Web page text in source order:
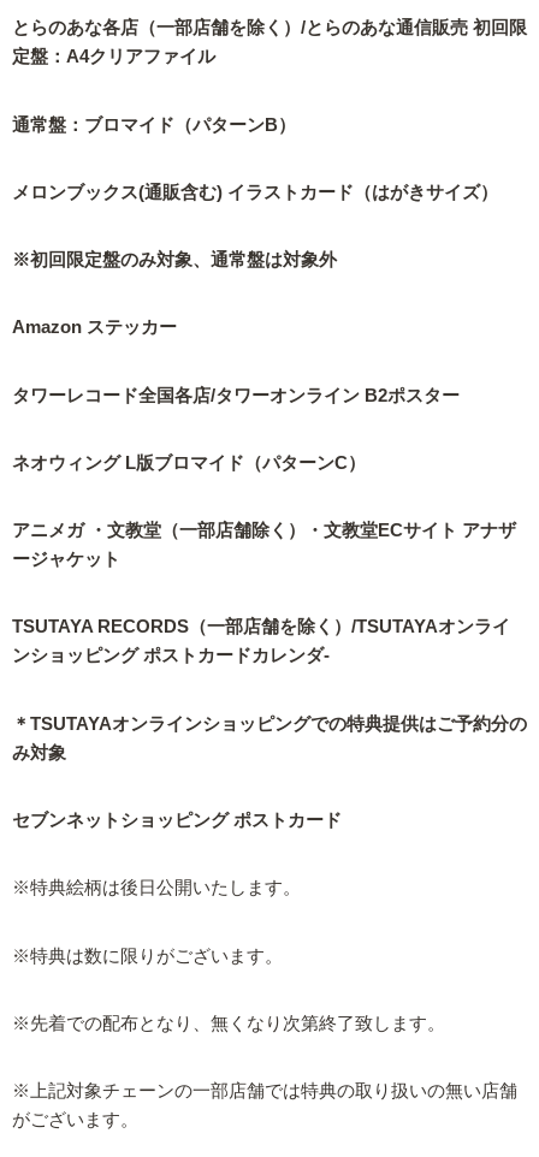
とらのあな各店（一部店舗を除く）/とらのあな通信販売 初回限
定盤：A4クリアファイル
通常盤：ブロマイド（パターンB）
メロンブックス(通販含む) イラストカード（はがきサイズ）
※初回限定盤のみ対象、通常盤は対象外
Amazon ステッカー
タワーレコード全国各店/タワーオンライン B2ポスター
ネオウィング L版ブロマイド（パターンC）
アニメガ ・文教堂（一部店舗除く）・文教堂ECサイト アナザ
ージャケット
TSUTAYA RECORDS（一部店舗を除く）/TSUTAYAオンライ
ンショッピング ポストカードカレンダ-
＊TSUTAYAオンラインショッピングでの特典提供はご予約分の
み対象
セブンネットショッピング ポストカード
※特典絵柄は後日公開いたします。
※特典は数に限りがございます。
※先着での配布となり、無くなり次第終了致します。
※上記対象チェーンの一部店舗では特典の取り扱いの無い店舗
がございます。